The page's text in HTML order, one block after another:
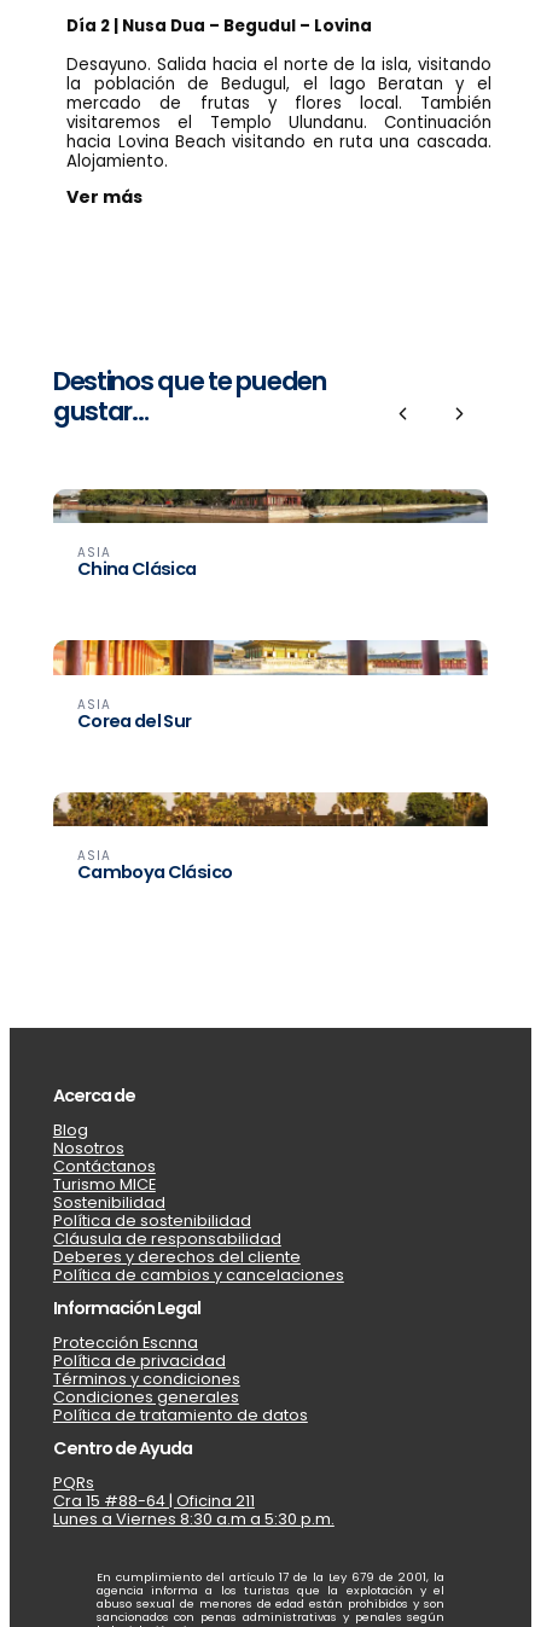
Día 2 | Nusa Dua – Begudul – Lovina
Desayuno. Salida hacia el norte de la isla, visitando
la población de Bedugul, el lago Beratan y el
mercado de frutas y flores local. También
visitaremos el Templo Ulundanu. Continuación
hacia Lovina Beach visitando en ruta una cascada.
Alojamiento.
Ver más
Destinos que te pueden
gustar…
PreviousNext
ASIA
China Clásica
ASIA
Corea del Sur
ASIA
Camboya Clásico
Acerca de
Blog
Nosotros
Contáctanos
Turismo MICE
Sostenibilidad
Política de sostenibilidad
Cláusula de responsabilidad
Deberes y derechos del cliente
Política de cambios y cancelaciones
Información Legal
Protección Escnna
Política de privacidad
Términos y condiciones
Condiciones generales
Política de tratamiento de datos
Centro de Ayuda
PQRs
Cra 15 #88-64 | Oficina 211
Lunes a Viernes 8:30 a.m a 5:30 p.m.
En cumplimiento del artículo 17 de la Ley 679 de 2001, la
agencia informa a los turistas que la explotación y el
abuso sexual de menores de edad están prohibidos y son
sancionados con penas administrativas y penales según